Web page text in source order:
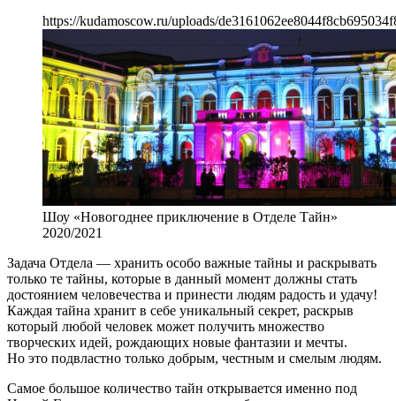
https://kudamoscow.ru/uploads/
Шоу «Новогоднее приключение в Отделе Тайн»
2020/2021
Задача Отдела — хранить особо важные тайны и раскрывать
только те тайны, которые в данный момент должны стать
достоянием человечества и принести людям радость и удачу!
Каждая тайна хранит в себе уникальный секрет, раскрыв
который любой человек может получить множество
творческих идей, рождающих новые фантазии и мечты.
Но это подвластно только добрым, честным и смелым людям.
Самое большое количество тайн открывается именно под